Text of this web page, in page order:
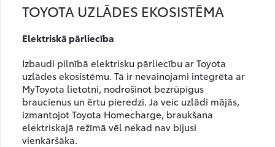
TOYOTA UZLĀDES EKOSISTĒMA
Elektriskā pārliecība
Izbaudi pilnībā elektrisku pārliecību ar Toyota
uzlādes ekosistēmu. Tā ir nevainojami integrēta ar
MyToyota lietotni, nodrošinot bezrūpīgus
braucienus un ērtu pieredzi. Ja veic uzlādi mājās,
izmantojot Toyota Homecharge, braukšana
elektriskajā režīmā vēl nekad nav bijusi
vienkāršāka.